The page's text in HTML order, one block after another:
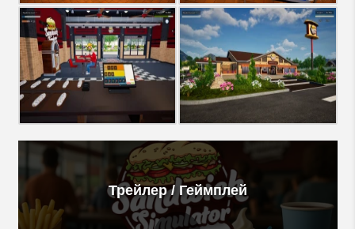
Трейлер / Геймплей